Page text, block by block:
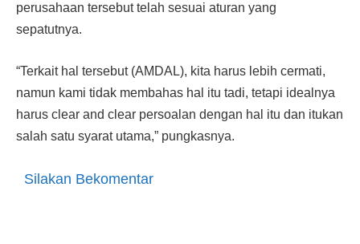
perusahaan terse­but telah sesuai aturan yang
sepatutnya.
“Terkait hal tersebut (AMDAL), kita harus lebih cermati,
namun kami tidak membahas hal itu tadi, tetapi idealnya
harus clear and clear persoalan dengan hal itu dan itukan
salah satu syarat utama,” pungkasnya.
Silakan Bekomentar